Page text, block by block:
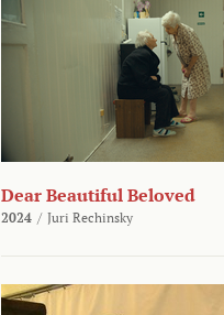
Dear Beautiful Beloved
2024 / Juri Rechinsky